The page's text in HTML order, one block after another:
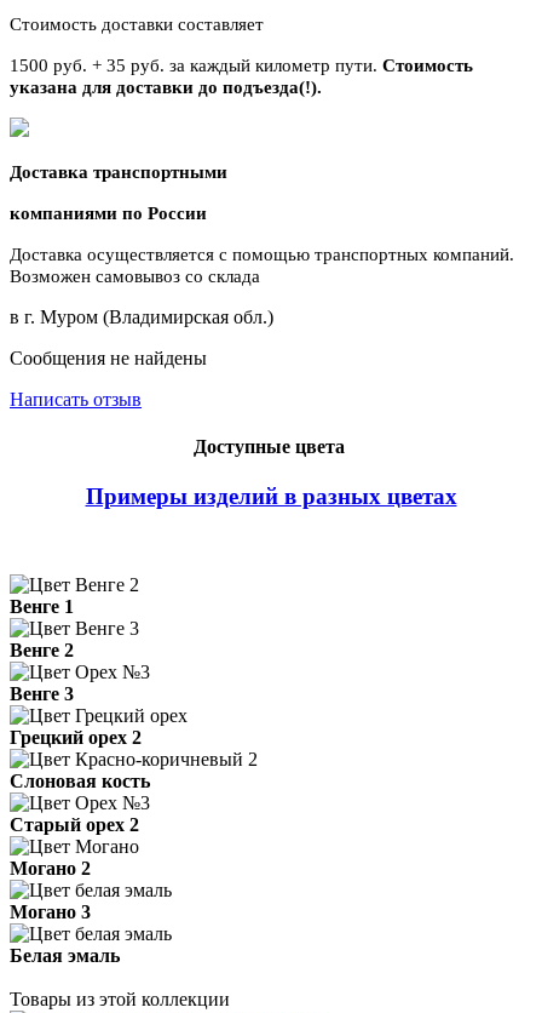
Стоимость доставки составляет
1500 руб. + 35 руб. за каждый километр пути. Стоимость
указана для доставки до подъезда(!).
Доставка транспортными
компаниями по России
Доставка осуществляется с помощью транспортных компаний.
Возможен самовывоз со склада
в г. Муром (Владимирская обл.)
Сообщения не найдены
Написать отзыв
Доступные цвета
Примеры изделий в разных цветах
Венге 1
Венге 2
Венге 3
Грецкий орех 2
Слоновая кость
Старый орех 2
Могано 2
Могано 3
Белая эмаль
Товары из этой коллекции